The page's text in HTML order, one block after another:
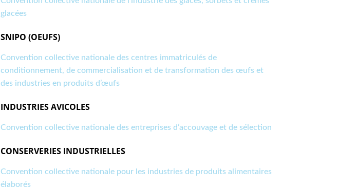
glacées
SNIPO (OEUFS)
Convention collective nationale des centres immatriculés de
conditionnement, de commercialisation et de transformation des œufs et
des industries en produits d’œufs
INDUSTRIES AVICOLES
Convention collective nationale des entreprises d’accouvage et de sélection
CONSERVERIES INDUSTRIELLES
Convention collective nationale pour les industries de produits alimentaires
élaborés